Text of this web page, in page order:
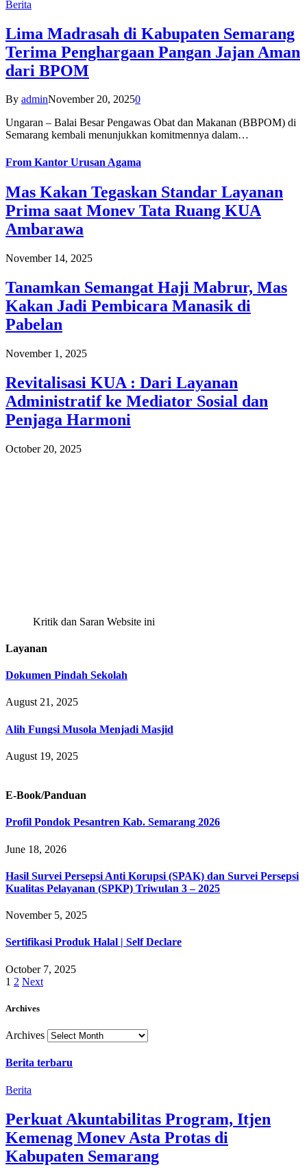
Berita
Lima Madrasah di Kabupaten Semarang
Terima Penghargaan Pangan Jajan Aman
dari BPOM
By adminNovember 20, 20250
Ungaran – Balai Besar Pengawas Obat dan Makanan (BBPOM) di
Semarang kembali menunjukkan komitmennya dalam…
From Kantor Urusan Agama
Mas Kakan Tegaskan Standar Layanan
Prima saat Monev Tata Ruang KUA
Ambarawa
November 14, 2025
Tanamkan Semangat Haji Mabrur, Mas
Kakan Jadi Pembicara Manasik di
Pabelan
November 1, 2025
Revitalisasi KUA : Dari Layanan
Administratif ke Mediator Sosial dan
Penjaga Harmoni
October 20, 2025
Kritik dan Saran Website ini
Layanan
Dokumen Pindah Sekolah
August 21, 2025
Alih Fungsi Musola Menjadi Masjid
August 19, 2025
E-Book/Panduan
Profil Pondok Pesantren Kab. Semarang 2026
June 18, 2026
Hasil Survei Persepsi Anti Korupsi (SPAK) dan Survei Persepsi
Kualitas Pelayanan (SPKP) Triwulan 3 – 2025
November 5, 2025
Sertifikasi Produk Halal | Self Declare
October 7, 2025
1 2 Next
Archives
Archives
Berita terbaru
Berita
Perkuat Akuntabilitas Program, Itjen
Kemenag Monev Asta Protas di
Kabupaten Semarang